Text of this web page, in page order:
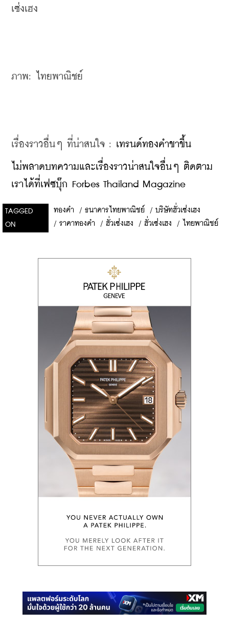
เซ่งเฮง
ภาพ: ไทยพาณิชย์
เรื่องราวอื่นๆ ที่น่าสนใจ : เทรนด์ทองคำขาขึ้น
ไม่พลาดบทความและเรื่องราวน่าสนใจอื่นๆ ติดตาม
เราได้ที่เฟซบุ๊ก Forbes Thailand Magazine
TAGGED
ON
ทองคำ / ธนาคารไทยพาณิชย์ / บริษัทฮั่วเซ่งเฮง
/ ราคาทองคำ / ฮั่วเซ่งเฮง / ฮั่วเซ่งเฮง / ไทยพาณิชย์